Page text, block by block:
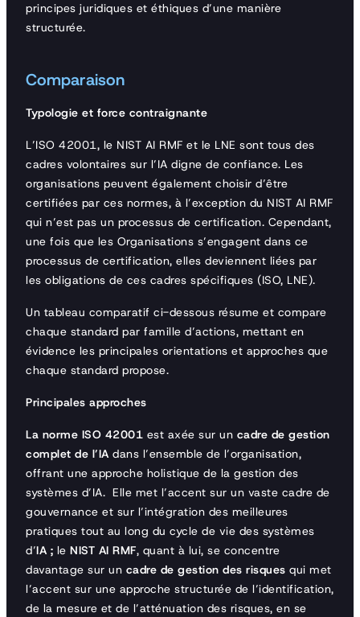
principes juridiques et éthiques d’une manière
structurée.
Comparaison
Typologie et force contraignante
L’ISO 42001, le NIST AI RMF et le LNE sont tous des
cadres volontaires sur l’IA digne de confiance. Les
organisations peuvent également choisir d’être
certifiées par ces normes, à l’exception du NIST AI RMF
qui n’est pas un processus de certification. Cependant,
une fois que les Organisations s’engagent dans ce
processus de certification, elles deviennent liées par
les obligations de ces cadres spécifiques (ISO, LNE).
Un tableau comparatif ci-dessous résume et compare
chaque standard par famille d’actions, mettant en
évidence les principales orientations et approches que
chaque standard propose.
Principales approches
La norme ISO 42001 est axée sur un cadre de gestion
complet de l’IA dans l’ensemble de l’organisation,
offrant une approche holistique de la gestion des
systèmes d’IA. Elle met l’accent sur un vaste cadre de
gouvernance et sur l’intégration des meilleures
pratiques tout au long du cycle de vie des systèmes
d’IA ; le NIST AI RMF, quant à lui, se concentre
davantage sur un cadre de gestion des risques qui met
l’accent sur une approche structurée de l’identification,
de la mesure et de l’atténuation des risques, en se